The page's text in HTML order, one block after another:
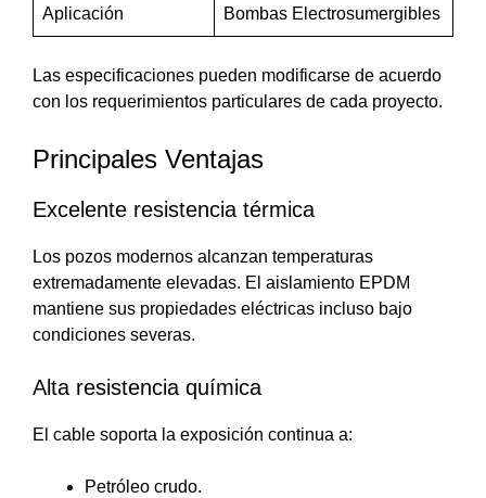
Aplicación Bombas Electrosumergibles
Las especificaciones pueden modificarse de acuerdo
con los requerimientos particulares de cada proyecto.
Principales Ventajas
Excelente resistencia térmica
Los pozos modernos alcanzan temperaturas
extremadamente elevadas. El aislamiento EPDM
mantiene sus propiedades eléctricas incluso bajo
condiciones severas.
Alta resistencia química
El cable soporta la exposición continua a:
Petróleo crudo.